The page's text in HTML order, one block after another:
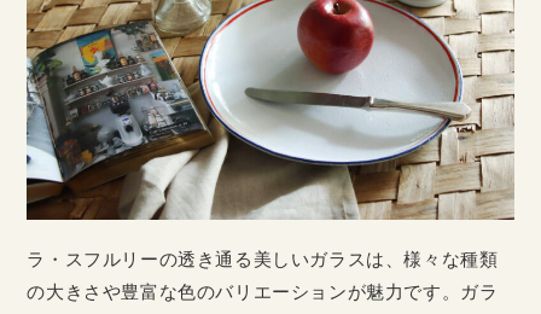
ラ・スフルリーの透き通る美しいガラスは、様々な種類
の大きさや豊富な色のバリエーションが魅力です。ガラ